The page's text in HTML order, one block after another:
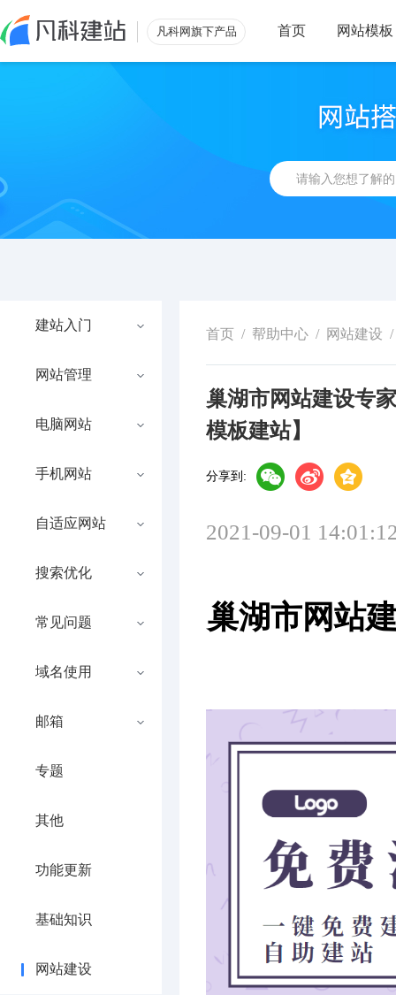
凡科网旗下产品 首页 网站模板
建站入门
网站管理
电脑网站
手机网站
自适应网站
搜索优化
常见问题
域名使用
邮箱
专题
其他
功能更新
基础知识
网站建设
首页 / 帮助中心 / 网站建设 /
巢湖市网站建设专
模板建站】
分享到:
2021-09-01
巢湖市网站